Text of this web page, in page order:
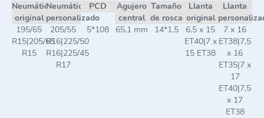
Neumático
original
Neumático
personalizado
PCD
Agujero
central
Tamaño
de rosca
Llanta
original
Llanta
195/65
R15|205/65
R15
205/55
R16|225/50
R16|225/45
R17
5*108 65,1 mm 14*1,5
6,5 x 15
ET40|7 x
15 ET38
7 x 16
ET38|7,5
x 16
ET35|7 x
17
ET40|7,5
x 17
ET38